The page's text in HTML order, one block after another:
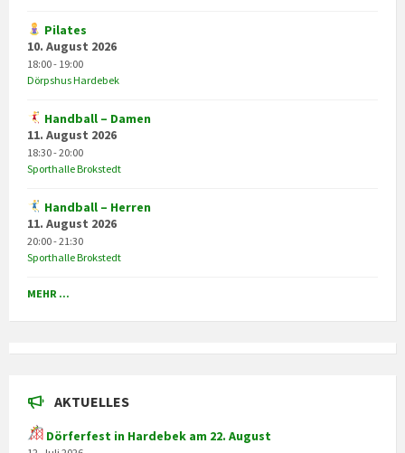
Pilates
10. August 2026
18:00 - 19:00
Dörpshus Hardebek
Handball – Damen
11. August 2026
18:30 - 20:00
Sporthalle Brokstedt
Handball – Herren
11. August 2026
20:00 - 21:30
Sporthalle Brokstedt
MEHR ...
AKTUELLES
Dörferfest in Hardebek am 22. August